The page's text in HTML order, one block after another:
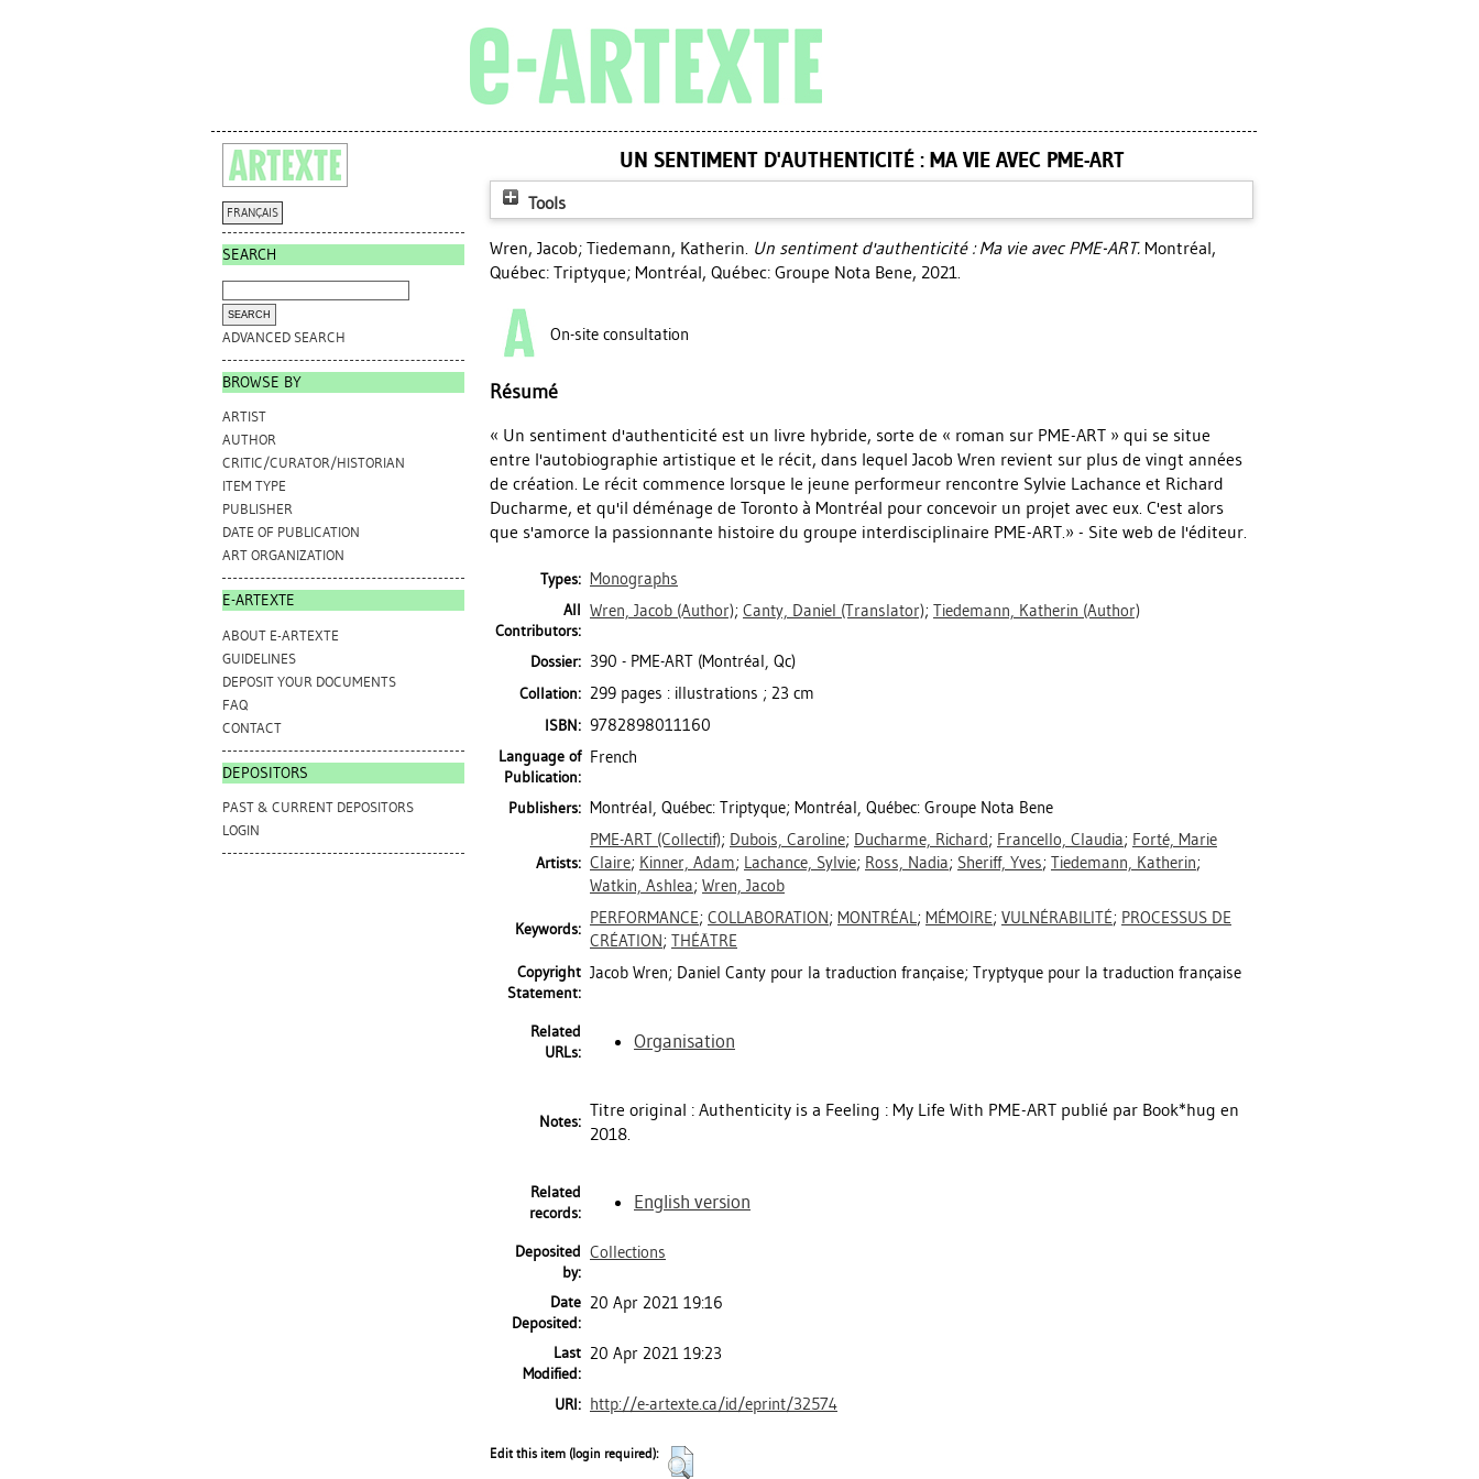
FRANÇAIS
SEARCH
ADVANCED SEARCH
BROWSE BY
ARTIST
AUTHOR
CRITIC/CURATOR/HISTORIAN
ITEM TYPE
PUBLISHER
DATE OF PUBLICATION
ART ORGANIZATION
E-ARTEXTE
ABOUT E-ARTEXTE
GUIDELINES
DEPOSIT YOUR DOCUMENTS
FAQ
CONTACT
DEPOSITORS
PAST & CURRENT DEPOSITORS
LOGIN
UN SENTIMENT D'AUTHENTICITÉ : MA VIE AVEC PME-ART
Tools
Wren, Jacob; Tiedemann, Katherin. Un sentiment d'authenticité : Ma vie avec PME-ART. Montréal,
Québec: Triptyque; Montréal, Québec: Groupe Nota Bene, 2021.
On-site consultation
Résumé
« Un sentiment d'authenticité est un livre hybride, sorte de « roman sur PME-ART » qui se situe
entre l'autobiographie artistique et le récit, dans lequel Jacob Wren revient sur plus de vingt années
de création. Le récit commence lorsque le jeune performeur rencontre Sylvie Lachance et Richard
Ducharme, et qu'il déménage de Toronto à Montréal pour concevoir un projet avec eux. C'est alors
que s'amorce la passionnante histoire du groupe interdisciplinaire PME-ART.» - Site web de l'éditeur.
Types: Monographs
All
Contributors:
Wren, Jacob (Author); Canty, Daniel (Translator); Tiedemann, Katherin (Author)
Dossier: 390 - PME-ART (Montréal, Qc)
Collation: 299 pages : illustrations ; 23 cm
ISBN: 9782898011160
Language of
Publication:
French
Publishers: Montréal, Québec: Triptyque; Montréal, Québec: Groupe Nota Bene
Artists:
PME-ART (Collectif); Dubois, Caroline; Ducharme, Richard; Francello, Claudia; Forté, Marie
Claire; Kinner, Adam; Lachance, Sylvie; Ross, Nadia; Sheriff, Yves; Tiedemann, Katherin;
Watkin, Ashlea; Wren, Jacob
Keywords:
PERFORMANCE; COLLABORATION; MONTRÉAL; MÉMOIRE; VULNÉRABILITÉ; PROCESSUS DE
CRÉATION; THÉÂTRE
Copyright
Statement:
Jacob Wren; Daniel Canty pour la traduction française; Tryptyque pour la traduction française
Related
URLs:
Organisation
Notes:
Titre original : Authenticity is a Feeling : My Life With PME-ART publié par Book*hug en
2018.
Related
records:
English version
Deposited
by:
Collections
Date
Deposited:
20 Apr 2021 19:16
Last
Modified:
20 Apr 2021 19:23
URI: http://e-artexte.ca/id/eprint/32574
Edit this item (login required):